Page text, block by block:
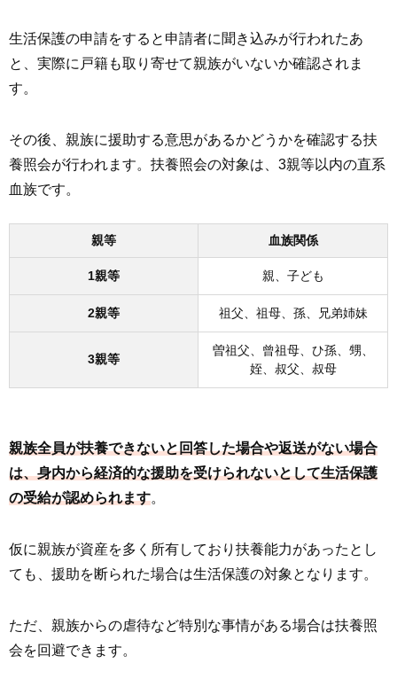
生活保護の申請をすると申請者に聞き込みが行われたあ
と、実際に戸籍も取り寄せて親族がいないか確認されま
す。
その後、親族に援助する意思があるかどうかを確認する扶
養照会が行われます。扶養照会の対象は、3親等以内の直系
血族です。
親等 血族関係
1親等 親、子ども
2親等 祖父、祖母、孫、兄弟姉妹
3親等
曽祖父、曾祖母、ひ孫、甥、
姪、叔父、叔母
親族全員が扶養できないと回答した場合や返送がない場合
は、身内から経済的な援助を受けられないとして生活保護
の受給が認められます。
仮に親族が資産を多く所有しており扶養能力があったとし
ても、援助を断られた場合は生活保護の対象となります。
ただ、親族からの虐待など特別な事情がある場合は扶養照
会を回避できます。